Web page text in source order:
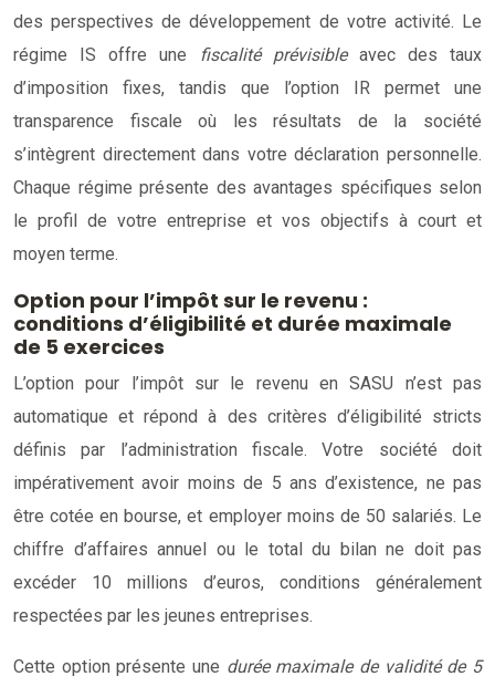
des perspectives de développement de votre activité. Le
régime IS offre une
fiscalité prévisible avec des taux
d’imposition fixes, tandis que l’option IR permet une
transparence fiscale où les résultats de la société
s’intègrent directement dans votre déclaration personnelle.
Chaque régime présente des avantages spécifiques selon
le profil de votre entreprise et vos objectifs à court et
moyen terme.
Option pour l’impôt sur le revenu :
conditions d’éligibilité et durée maximale
de 5 exercices
L’option pour l’impôt sur le revenu en SASU n’est pas
automatique et répond à des critères d’éligibilité stricts
définis par l’administration fiscale. Votre société doit
impérativement avoir moins de 5 ans d’existence, ne pas
être cotée en bourse, et employer moins de 50 salariés. Le
chiffre d’affaires annuel ou le total du bilan ne doit pas
excéder 10 millions d’euros, conditions généralement
respectées par les jeunes entreprises.
Cette option présente une durée maximale de validité de 5